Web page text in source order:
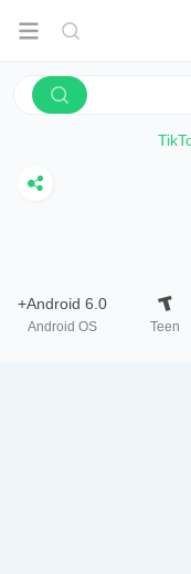
Teen
Android 6.0+
Android OS